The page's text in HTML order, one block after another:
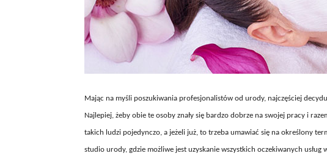
Mając na myśli poszukiwania profesjonalistów od urody, najczęściej
Najlepiej, żeby obie te osoby znały się bardzo dobrze na swojej pracy i
takich ludzi pojedynczo, a jeżeli już, to trzeba umawiać się na określony
studio urody, gdzie możliwe jest uzyskanie wszystkich oczekiwanych